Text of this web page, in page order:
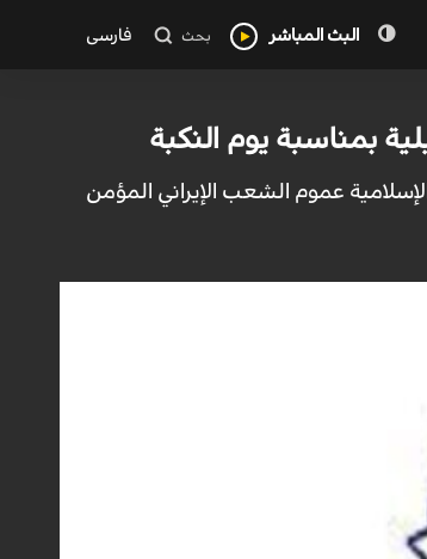
البث المباشر بحث فارسی
بمناسبة يوم النكبة
عموم الشعب الإيراني المؤمن